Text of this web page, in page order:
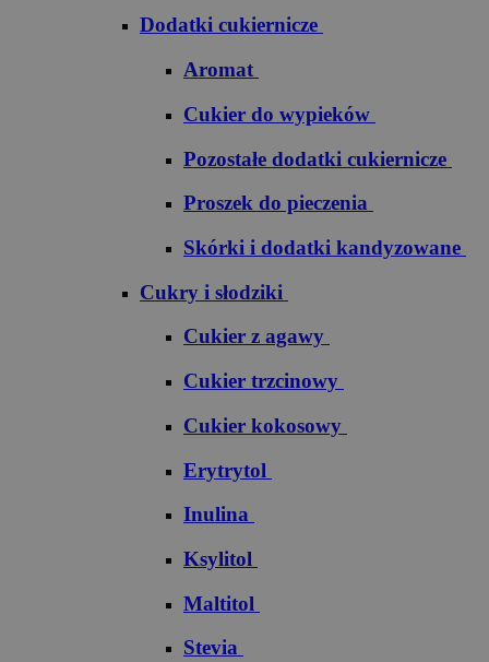
Dodatki cukiernicze
Aromat
Cukier do wypieków
Pozostałe dodatki cukiernicze
Proszek do pieczenia
Skórki i dodatki kandyzowane
Cukry i słodziki
Cukier z agawy
Cukier trzcinowy
Cukier kokosowy
Erytrytol
Inulina
Ksylitol
Maltitol
Stevia